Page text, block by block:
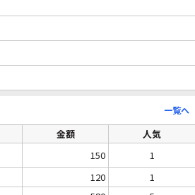
一覧へ
金額
人気
150 1
120
1